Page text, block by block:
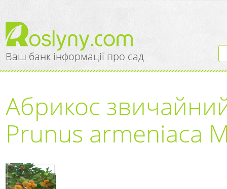
Ваш банк інформації про сад
Абрикос
Prunus armeniaca